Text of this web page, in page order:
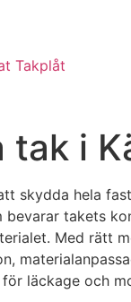
Takplåt
tak i
skydda hela
takets
Med rätt
läckage och